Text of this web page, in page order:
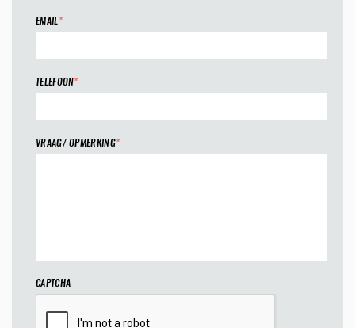
EMAIL*
TELEFOON*
VRAAG/ OPMERKING*
CAPTCHA